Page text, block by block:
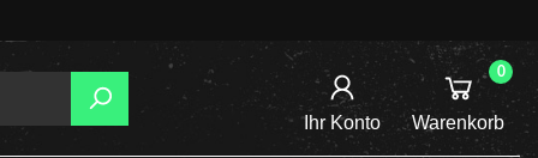
Ihr Konto
0
Warenkorb